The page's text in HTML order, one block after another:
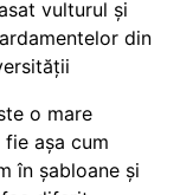
vulturul și
din
o mare
așa cum
în șabloane și